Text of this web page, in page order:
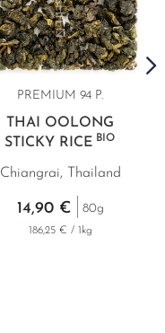
PREMIUM 94 P.
THAI OOLONG
STICKY RICE BIO
Chiangrai, Thailand
14,90 € 80g
186,25 € / 1kg